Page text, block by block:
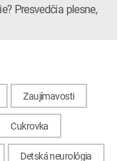
Presvedčia plesne,
Zaujímavosti
Cukrovka
Detská neurológia